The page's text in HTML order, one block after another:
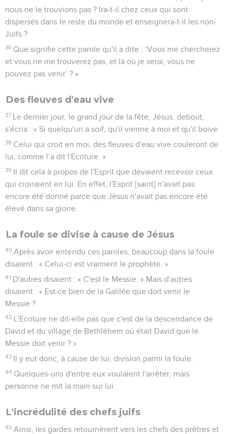
nous ne le trouvions pas ? Ira-t-il chez ceux qui sont
dispersés dans le reste du monde et enseignera-t-il les non-
Juifs ?
36 Que signifie cette parole qu'il a dite : ‘Vous me chercherez
et vous ne me trouverez pas, et là où je serai, vous ne
pouvez pas venir’ ? »
Des fleuves d'eau vive
37 Le dernier jour, le grand jour de la fête, Jésus, debout,
s'écria : « Si quelqu'un a soif, qu'il vienne à moi et qu'il boive.
38 Celui qui croit en moi, des fleuves d'eau vive couleront de
lui, comme l’a dit l'Ecriture. »
39 Il dit cela à propos de l'Esprit que devaient recevoir ceux
qui croiraient en lui. En effet, l'Esprit [saint] n'avait pas
encore été donné parce que Jésus n'avait pas encore été
élevé dans sa gloire.
La foule se divise à cause de Jésus
40 Après avoir entendu ces paroles, beaucoup dans la foule
disaient : « Celui-ci est vraiment le prophète. »
41 D'autres disaient : « C'est le Messie. » Mais d'autres
disaient : « Est-ce bien de la Galilée que doit venir le
Messie ?
42 L'Ecriture ne dit-elle pas que c'est de la descendance de
David et du village de Bethléhem où était David que le
Messie doit venir ? »
43 Il y eut donc, à cause de lui, division parmi la foule.
44 Quelques-uns d'entre eux voulaient l'arrêter, mais
personne ne mit la main sur lui.
L'incrédulité des chefs juifs
45 Ainsi, les gardes retournèrent vers les chefs des prêtres et